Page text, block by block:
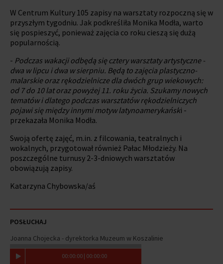
W Centrum Kultury 105 zapisy na warsztaty rozpoczną się w
przyszłym tygodniu. Jak podkreśliła Monika Modła, warto
się pospieszyć, ponieważ zajęcia co roku cieszą się dużą
popularnością.
- Podczas wakacji odbędą się cztery warsztaty artystyczne -
dwa w lipcu i dwa w sierpniu. Będą to zajęcia plastyczno-
malarskie oraz rękodzielnicze dla dwóch grup wiekowych:
od 7 do 10 lat oraz powyżej 11. roku życia. Szukamy nowych
tematów i dlatego podczas warsztatów rękodzielniczych
pojawi się między innymi motyw latynoamerykański -
przekazała Monika Modła.
Swoją ofertę zajęć, m.in. z filcowania, teatralnych i
wokalnych, przygotował również Pałac Młodzieży. Na
poszczególne turnusy 2-3-dniowych warsztatów
obowiązują zapisy.
Katarzyna Chybowska/aś
POSŁUCHAJ
Joanna Chojecka - dyrektorka Muzeum w Koszalinie
00:00:00 | 00:00:00